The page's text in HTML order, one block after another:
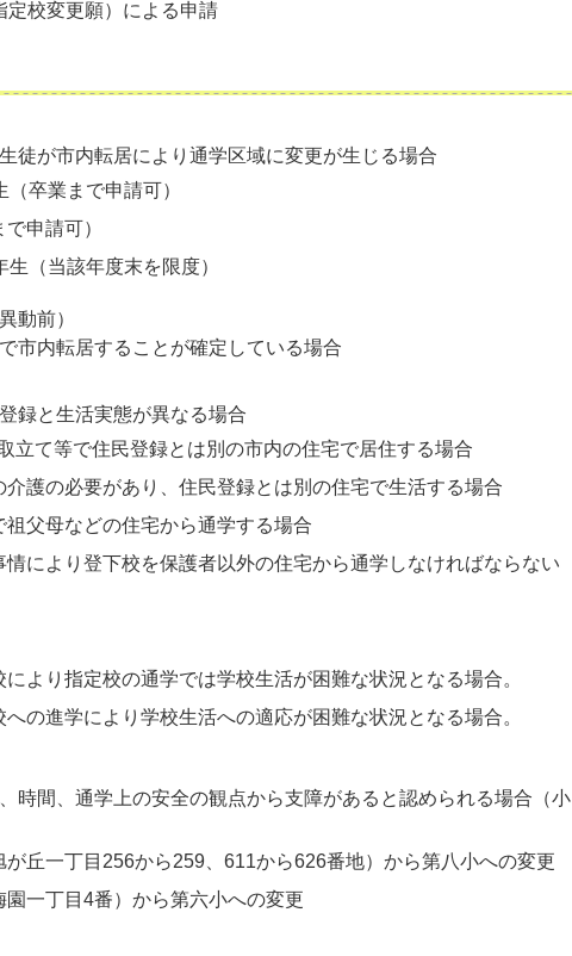
定校変更願）による申請
徒が市内転居により通学区域に変更が生じる場合
卒業まで申請可）
申請可）
（当該年度末を限度）
動前）
市内転居することが確定している場合
録と生活実態が異なる場合
立て等で住民登録とは別の市内の住宅で居住する場合
介護の必要があり、住民登録とは別の住宅で生活する場合
祖父母などの住宅から通学する場合
情により登下校を保護者以外の住宅から通学しなければならない
より指定校の通学では学校生活が困難な状況となる場合。
の進学により学校生活への適応が困難な状況となる場合。
時間、通学上の安全の観点から支障があると認められる場合（小
が丘一丁目256から259、611から626番地）から第八小への変更
園一丁目4番）から第六小への変更